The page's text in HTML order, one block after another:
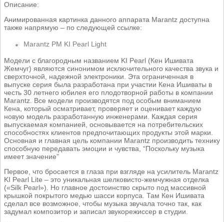
Описание:
Анимированная картинка данного аппарата Marantz доступна
также напрямую – по следующей ссылке:
Marantz PM KI Pearl Light
Модели с благородным названием KI Pearl (Кен Ишивата
Жемчуг) являются синонимом исключительного качества звука и
сверхточной, надежной электроники. Эта ограниченная в
выпуске серия была разработана при участии Кена Ишиваты в
честь 30 летнего юбилея его плодотворной работы в компании
Marantz. Все модели производятся под особым вниманием
Кена, который осматривает, проверяет и оценивает каждую
новую модель разработанную инженерами. Каждая серия
выпускаемая компанией, основывается на потребительских
способностях клиентов предпочитающих продукты этой марки.
Основная и главная цель компании Marantz производить технику
способную передавать эмоции и чувства, “Поскольку музыка
имеет значение”
Первое, что бросается в глаза при взгляде на усилитель Marantz
KI Pearl Lite – это уникальная шелковисто-жемчужная отделка
(«Silk Pearl»). Но главное достоинство скрыто под массивной
крышкой покрытого медью шасси корпуса. Там Кен Ишивата
сделал все возможное, чтобы музыка звучала точно так, как
задумал композитор и записал звукорежиссер в студии.